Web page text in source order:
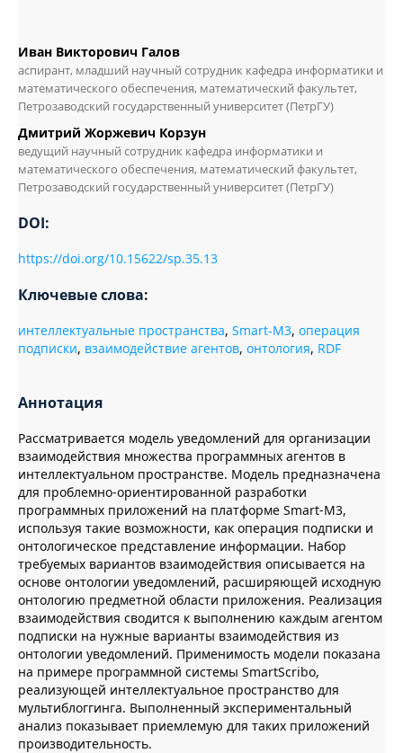
Иван Викторович Галов
аспирант, младший научный сотрудник кафедра информатики и
математического обеспечения, математический факультет,
Петрозаводский государственный университет (ПетрГУ)
Дмитрий Жоржевич Корзун
ведущий научный сотрудник кафедра информатики и
математического обеспечения, математический факультет,
Петрозаводский государственный университет (ПетрГУ)
DOI:
https://doi.org/10.15622/sp.35.13
Ключевые слова:
интеллектуальные пространства, Smart-M3, операция
подписки, взаимодействие агентов, онтология, RDF
Аннотация
Рассматривается модель уведомлений для организации
взаимодействия множества программных агентов в
интеллектуальном пространстве. Модель предназначена
для проблемно-ориентированной разработки
программных приложений на платформе Smart-M3,
используя такие возможности, как операция подписки и
онтологическое представление информации. Набор
требуемых вариантов взаимодействия описывается на
основе онтологии уведомлений, расширяющей исходную
онтологию предметной области приложения. Реализация
взаимодействия сводится к выполнению каждым агентом
подписки на нужные варианты взаимодействия из
онтологии уведомлений. Применимость модели показана
на примере программной системы SmartScribo,
реализующей интеллектуальное пространство для
мультиблоггинга. Выполненный экспериментальный
анализ показывает приемлемую для таких приложений
производительность.